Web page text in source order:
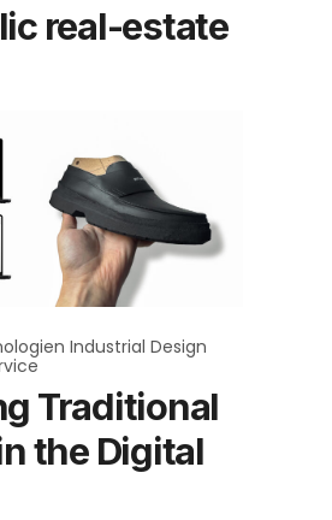
real-estate
Industrial Design
Traditional
the Digital